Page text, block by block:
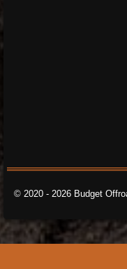
© 2020 - 2026 Budget